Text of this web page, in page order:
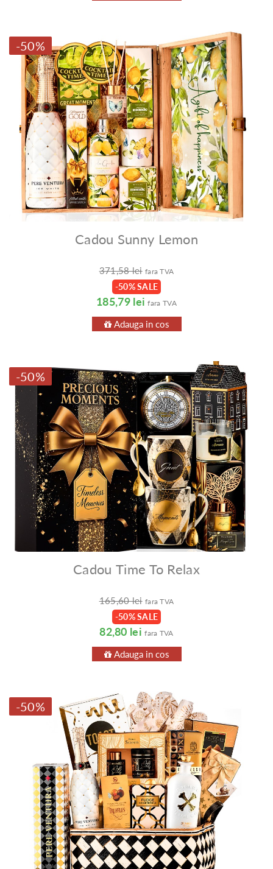
-50%
Cadou Sunny Lemon
371,58 lei fara TVA
-50% SALE
185,79 lei fara TVA
Adauga in cos
-50%
Cadou Time To Relax
165,60 lei fara TVA
-50% SALE
82,80 lei fara TVA
Adauga in cos
-50%